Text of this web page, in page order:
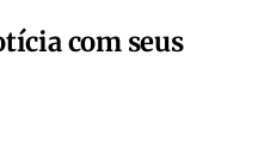
com seus